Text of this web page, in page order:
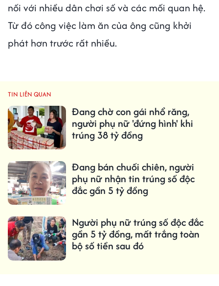
nối với nhiều dân chơi số và các mối quan hệ.
Từ đó công việc làm ăn của ông cũng khởi
phát hơn trước rất nhiều.
TIN LIÊN QUAN
Đang chờ con gái nhổ răng,
người phụ nữ 'đứng hình' khi
trúng 38 tỷ đồng
Đang bán chuối chiên, người
phụ nữ nhận tin trúng số độc
đắc gần 5 tỷ đồng
Người phụ nữ trúng số độc đắc
gần 5 tỷ đồng, mất trắng toàn
bộ số tiền sau đó